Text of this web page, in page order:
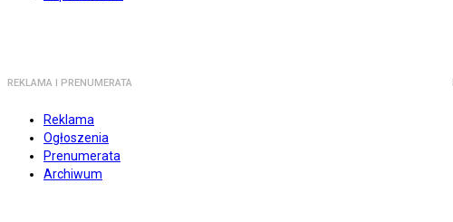
REKLAMA I PRENUMERATA
Reklama
Ogłoszenia
Prenumerata
Archiwum